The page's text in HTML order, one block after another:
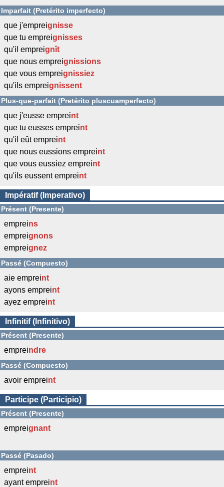
Imparfait (Pretérito imperfecto)
que j'empreignisse
que tu empreignisses
qu'il empreignît
que nous empreignissions
que vous empreignissiez
qu'ils empreignissent
Plus-que-parfait (Pretérito pluscuamperfecto)
que j'eusse empreint
que tu eusses empreint
qu'il eût empreint
que nous eussions empreint
que vous eussiez empreint
qu'ils eussent empreint
Impératif (Imperativo)
Présent (Presente)
empreins
empreignons
empreignez
Passé (Compuesto)
aie empreint
ayons empreint
ayez empreint
Infinitif (Infinitivo)
Présent (Presente)
empreindre
Passé (Compuesto)
avoir empreint
Participe (Participio)
Présent (Presente)
empreignant
Passé (Pasado)
empreint
ayant empreint